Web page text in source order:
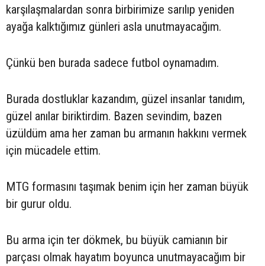
karşılaşmalardan sonra birbirimize sarılıp yeniden
ayağa kalktığımız günleri asla unutmayacağım.
Çünkü ben burada sadece futbol oynamadım.
Burada dostluklar kazandım, güzel insanlar tanıdım,
güzel anılar biriktirdim. Bazen sevindim, bazen
üzüldüm ama her zaman bu armanın hakkını vermek
için mücadele ettim.
MTG formasını taşımak benim için her zaman büyük
bir gurur oldu.
Bu arma için ter dökmek, bu büyük camianın bir
parçası olmak hayatım boyunca unutmayacağım bir